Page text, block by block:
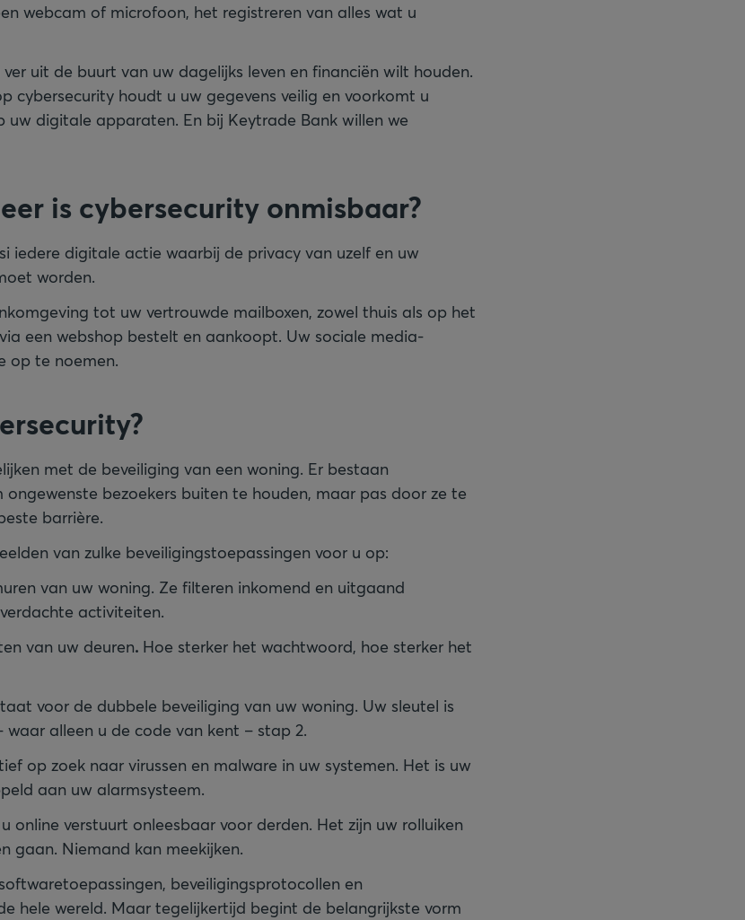
webcam of microfoon, het registreren van alles wat u
uit de buurt van uw dagelijks leven en financiën wilt houden.
cybersecurity houdt u uw gegevens veilig en voorkomt u
digitale apparaten. En bij Keytrade Bank willen we
is cybersecurity onmisbaar?
iedere digitale actie waarbij de privacy van uzelf en uw
worden.
tot uw vertrouwde mailboxen, zowel thuis als op het
een webshop bestelt en aankoopt. Uw sociale media-
op te noemen.
met de beveiliging van een woning. Er bestaan
ongewenste bezoekers buiten te houden, maar pas door ze te
barrière.
van zulke beveiligingstoepassingen voor u op:
van uw woning. Ze filteren inkomend en uitgaand
activiteiten.
van uw deuren. Hoe sterker het wachtwoord, hoe sterker het
voor de dubbele beveiliging van uw woning. Uw sleutel is
waar alleen u de code van kent – stap 2.
op zoek naar virussen en malware in uw systemen. Het is uw
aan uw alarmsysteem.
online verstuurt onleesbaar voor derden. Het zijn uw rolluiken
gaan. Niemand kan meekijken.
beveiligingsprotocollen en
hele wereld. Maar tegelijkertijd begint de belangrijkste vorm